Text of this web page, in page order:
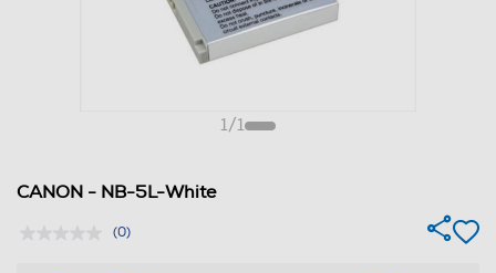
1/1
CANON - NB-5L-White
(0)